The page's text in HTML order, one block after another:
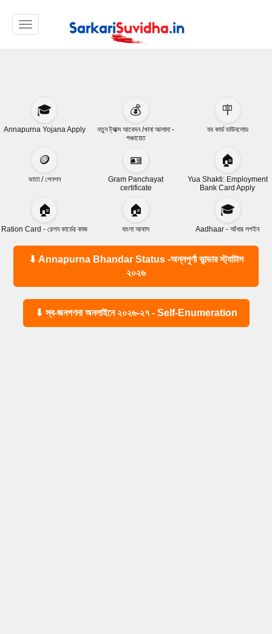
Toggle navigation
🎓
Annapurna Yojana Apply
💰
নতুন ট্যাক্স আবেদন /খানা আলাদা -
পঞ্চায়েত
🪧
যব কার্ড ডাউনলোড
🪙
ভাতা / পেনশন
🪪
Gram Panchayat
certificate
🏠
Yua Shakti: Employment
Bank Card Apply
🏠
Ration Card - রেশন কার্ডের কাজ
🏠
বাংলা আবাস
🎓
Aadhaar - আঁধার লগইন
⬇ Annapurna Bhandar Status -অন্নপূর্ণা ভান্ডার স্ট্যাটাস
২০২৬
⬇ স্ব-জনগণনা অনলাইনে ২০২৬-২৭ - Self-Enumeration